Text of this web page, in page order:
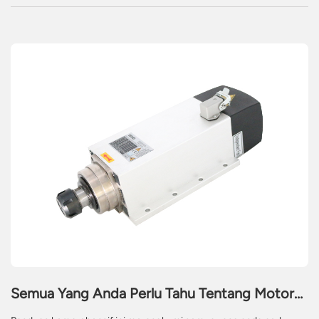
Semua Yang Anda Perlu Tahu Tentang Motor
Spindle CNC